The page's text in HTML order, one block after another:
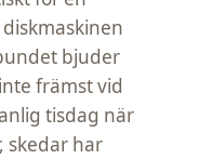
bjuder
främst vid
tisdag när
skedar har